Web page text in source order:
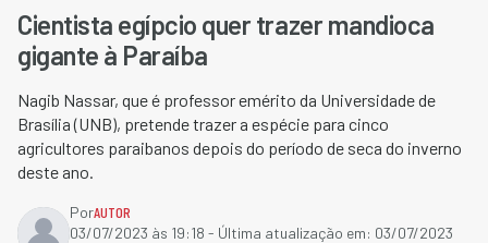
Cientista egípcio quer trazer mandioca
gigante à Paraíba
Nagib Nassar, que é professor emérito da Universidade de
Brasília (UNB), pretende trazer a espécie para cinco
agricultores paraibanos depois do período de seca do inverno
deste ano.
PorAUTOR
03/07/2023 às 19:18 - Última atualização em: 03/07/2023